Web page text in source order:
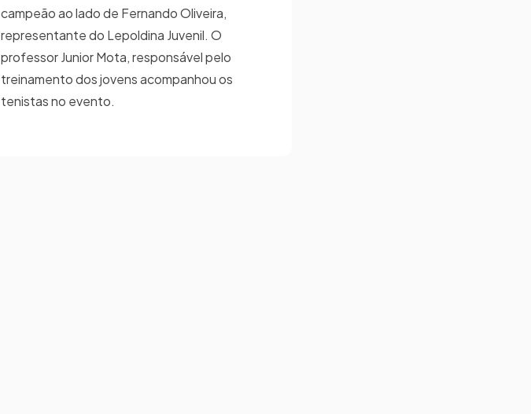
campeão ao lado de Fernando Oliveira,
representante do Lepoldina Juvenil. O
professor Junior Mota, responsável pelo
treinamento dos jovens acompanhou os
tenistas no evento.